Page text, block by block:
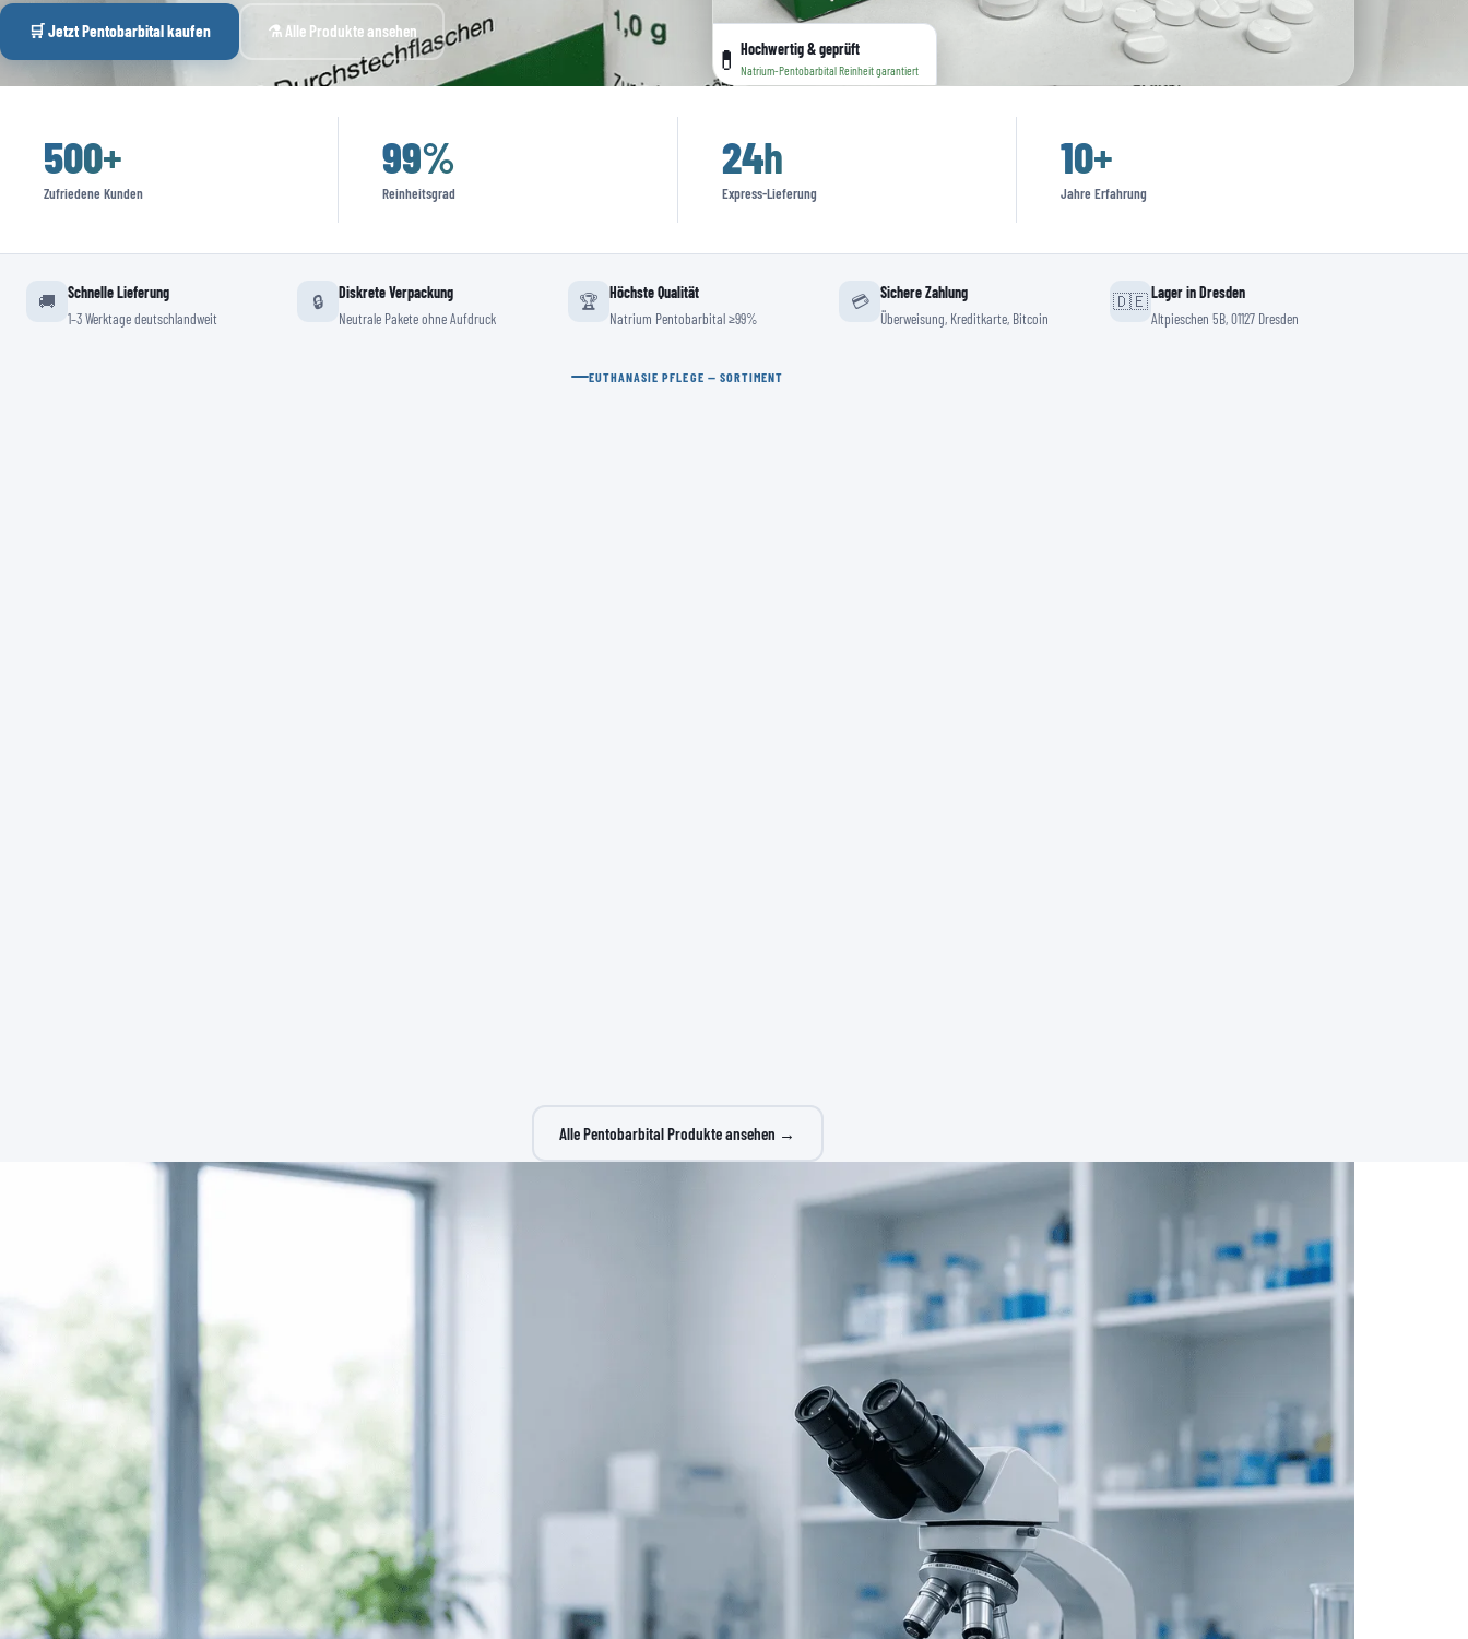
🛒 Jetzt Pentobarbital kaufen ⚗️ Alle Produkte ansehen
💊 Hochwertig & geprüft
Natrium-Pentobarbital Reinheit garantiert
500+
Zufriedene Kunden
99%
Reinheitsgrad
24h
Express-Lieferung
10+
Jahre Erfahrung
🚚 Schnelle Lieferung
1–3 Werktage deutschlandweit
🔒 Diskrete Verpackung
Neutrale Pakete ohne Aufdruck
🏆 Höchste Qualität
Natrium Pentobarbital ≥99%
💳 Sichere Zahlung
Überweisung, Kreditkarte, Bitcoin
🇩🇪Lager in Dresden
Altpieschen 5B, 01127 Dresden
EUTHANASIE PFLEGE — SORTIMENT
Alle Pentobarbital Produkte ansehen →